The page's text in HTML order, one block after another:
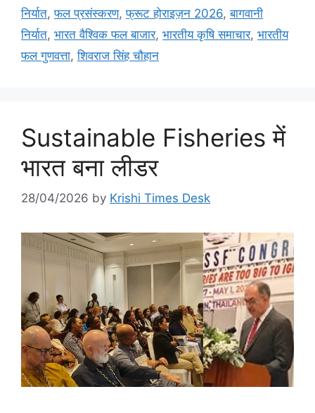
निर्यात,फल प्रसंस्करण,फ्रूट होराइज़न 2026,बागवानी
निर्यात, भारत वैश्विक फल बाजार, भारतीय कृषि समाचार, भारतीय
फल गुणवत्ता,शिवराज सिंह चौहान
Sustainable Fisheries में
भारत बना लीडर
28/04/2026 by Krishi Times Desk